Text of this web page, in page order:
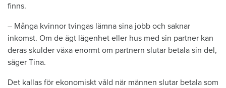
finns.
– Många kvinnor tvingas lämna sina jobb och saknar
inkomst. Om de ägt lägenhet eller hus med sin partner kan
deras skulder växa enormt om partnern slutar betala sin del,
säger Tina.
Det kallas för ekonomiskt våld när männen slutar betala som